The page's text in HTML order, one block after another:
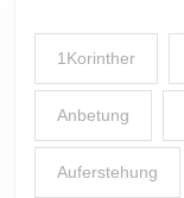
1Korinther
Anbetung
Auferstehung